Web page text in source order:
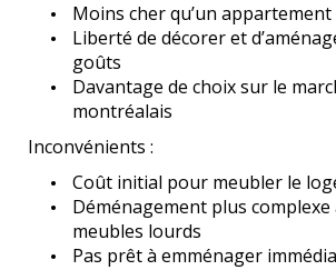
Moins cher qu’un
Liberté de décorer et
goûts
Davantage de choix sur le
montréalais
Inconvénients :
Coût initial pour meubler le
Déménagement plus complexe
meubles lourds
Pas prêt à emménager